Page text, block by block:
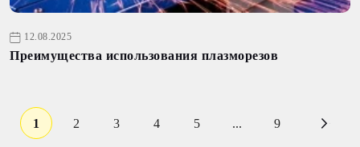
12.08.2025
Преимущества использования плазморезов
1 2 3 4 5 ... 9